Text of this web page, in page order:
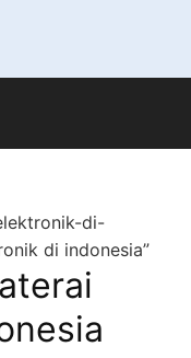
di-
di indonesia”